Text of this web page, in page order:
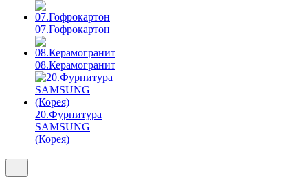
07.Гофрокартон
08.Керамогранит
20.Фурнитура
SAMSUNG
(Корея)